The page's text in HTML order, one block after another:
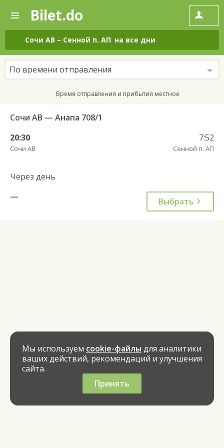
—
Поиск
и
покупка
билетов
на
автобус
онлайн
Bilet.do
Сочи АВ – Сенной п. АП на все дни
По времени отправления
Время отправления и прибытия местное
Сочи АВ — Анапа 708/1
20:30
Сочи АВ
7:52
Сенной п. АП
Через день
—
Выбрать
Мы используем cookie-файлы для аналитики
ваших действий, рекомендаций и улучшения
сайта.
Принять